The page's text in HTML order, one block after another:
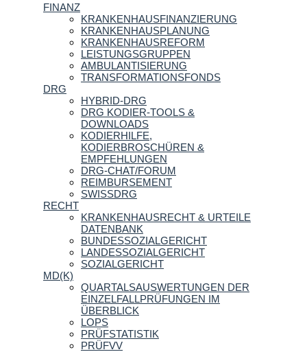
FINANZ
KRANKENHAUSFINANZIERUNG
KRANKENHAUSPLANUNG
KRANKENHAUSREFORM
LEISTUNGSGRUPPEN
AMBULANTISIERUNG
TRANSFORMATIONSFONDS
DRG
HYBRID-DRG
DRG KODIER-TOOLS &
DOWNLOADS
KODIERHILFE,
KODIERBROSCHÜREN &
EMPFEHLUNGEN
DRG-CHAT/FORUM
REIMBURSEMENT
SWISSDRG
RECHT
KRANKENHAUSRECHT & URTEILE
DATENBANK
BUNDESSOZIALGERICHT
LANDESSOZIALGERICHT
SOZIALGERICHT
MD(K)
QUARTALSAUSWERTUNGEN DER
EINZELFALLPRÜFUNGEN IM
ÜBERBLICK
LOPS
PRÜFSTATISTIK
PRÜFVV